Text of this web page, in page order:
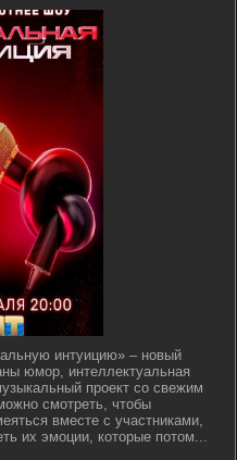
интуицию» – новый
юмор, интеллектуальная
проект со свежим
смотреть, чтобы
вместе с участниками,
их эмоции, которые потом...